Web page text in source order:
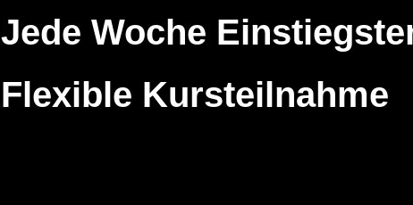
Jede Woche
Flexible Kursteilnahme